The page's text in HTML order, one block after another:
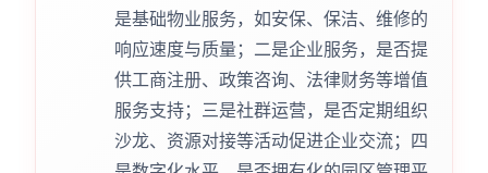
是基础物业服务，如安保、保洁、维修的
响应速度与质量；二是企业服务，是否提
供工商注册、政策咨询、法律财务等增值
服务支持；三是社群运营，是否定期组织
沙龙、资源对接等活动促进企业交流；四